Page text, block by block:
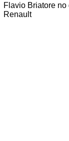
Flavio Briatore no
Renault